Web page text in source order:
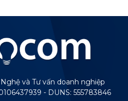
và Tư vấn doanh nghiệp
- DUNS: 555783846